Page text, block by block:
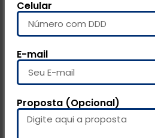
Celular
E-mail
Proposta (Opcional)